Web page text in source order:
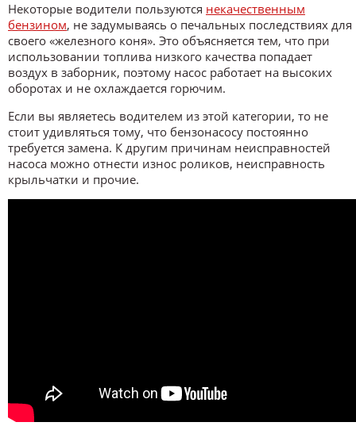
Некоторые водители пользуются некачественным
бензином, не задумываясь о печальных последствиях для
своего «железного коня». Это объясняется тем, что при
использовании топлива низкого качества попадает
воздух в заборник, поэтому насос работает на высоких
оборотах и не охлаждается горючим.
Если вы являетесь водителем из этой категории, то не
стоит удивляться тому, что бензонасосу постоянно
требуется замена. К другим причинам неисправностей
насоса можно отнести износ роликов, неисправность
крыльчатки и прочие.